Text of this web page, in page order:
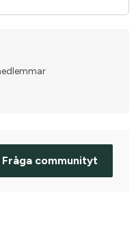
Fråga communityt